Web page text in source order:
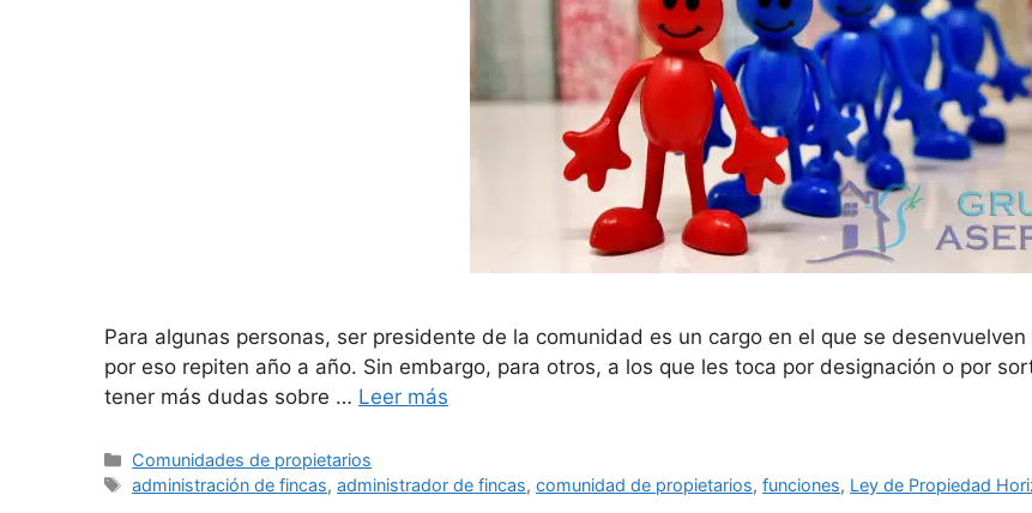
Para algunas personas, ser presidente de la comunidad es un cargo en el que se
por eso repiten año a año. Sin embargo, para otros, a los que les toca por designación o por
tener más dudas sobre … Leer más
Comunidades de propietarios
administración de fincas,administrador de fincas,comunidad de propietarios,funciones, Ley de Propiedad